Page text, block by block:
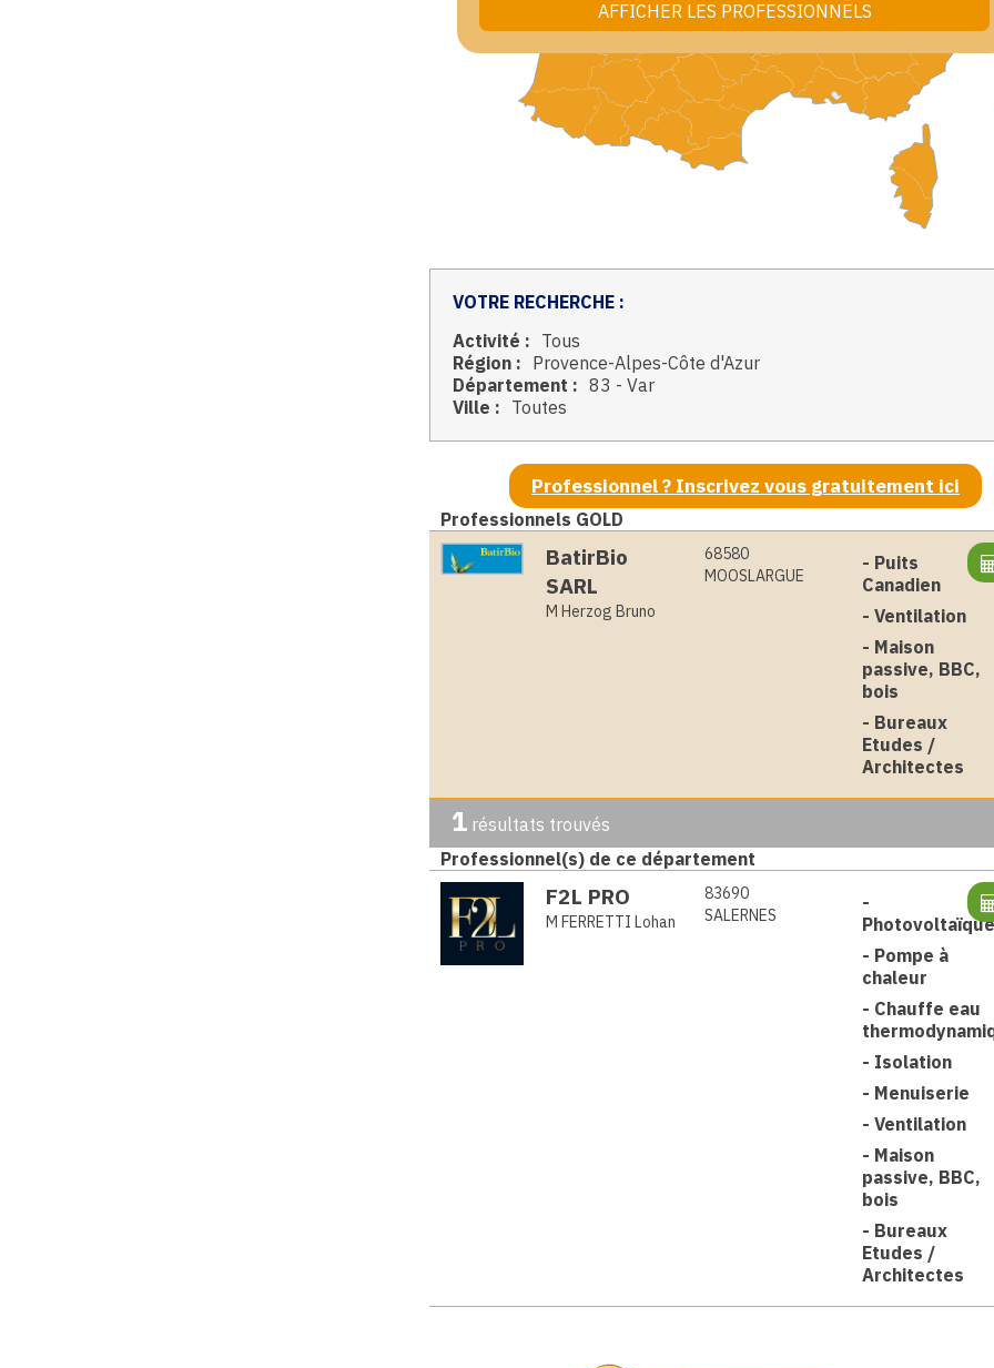
VOTRE RECHERCHE :
Activité : Tous
Région : Provence-Alpes-Côte d'Azur
Département : 83 - Var
Ville : Toutes
Professionnel ? Inscrivez vous gratuitement ici
Professionnels GOLD
BatirBio
SARL
M Herzog Bruno
68580
MOOSLARGUE
- Puits
Canadien
- Ventilation
- Maison
passive, BBC,
bois
- Bureaux
Etudes /
Architectes
1 résultats trouvés
Professionnel(s) de ce département
F2L PRO
M FERRETTI Lohan
83690
SALERNES
-
Photovoltaïque
- Pompe à
chaleur
- Chauffe eau
- Isolation
- Menuiserie
- Ventilation
- Maison
passive, BBC,
bois
- Bureaux
Etudes /
Architectes